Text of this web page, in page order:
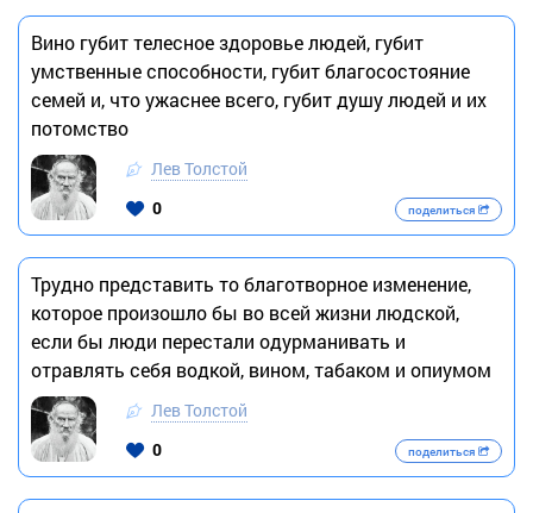
Вино губит телесное здоровье людей, губит
умственные способности, губит благосостояние
семей и, что ужаснее всего, губит душу людей и их
потомство
Лев Толстой
0
поделиться
Трудно представить то благотворное изменение,
которое произошло бы во всей жизни людской,
если бы люди перестали одурманивать и
отравлять себя водкой, вином, табаком и опиумом
Лев Толстой
0
поделиться